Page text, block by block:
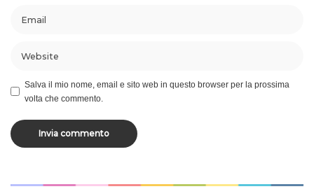
Salva il mio nome, email e sito web in questo browser per la prossima
volta che commento.